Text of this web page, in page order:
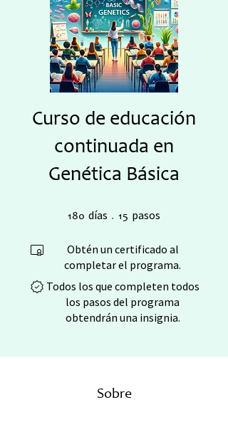
Curso de educación
continuada en
Genética Básica
180 días 15 pasos
Obtén un certificado al
completar el programa.
Todos los que completen todos
los pasos del programa
obtendrán una insignia.
Sobre